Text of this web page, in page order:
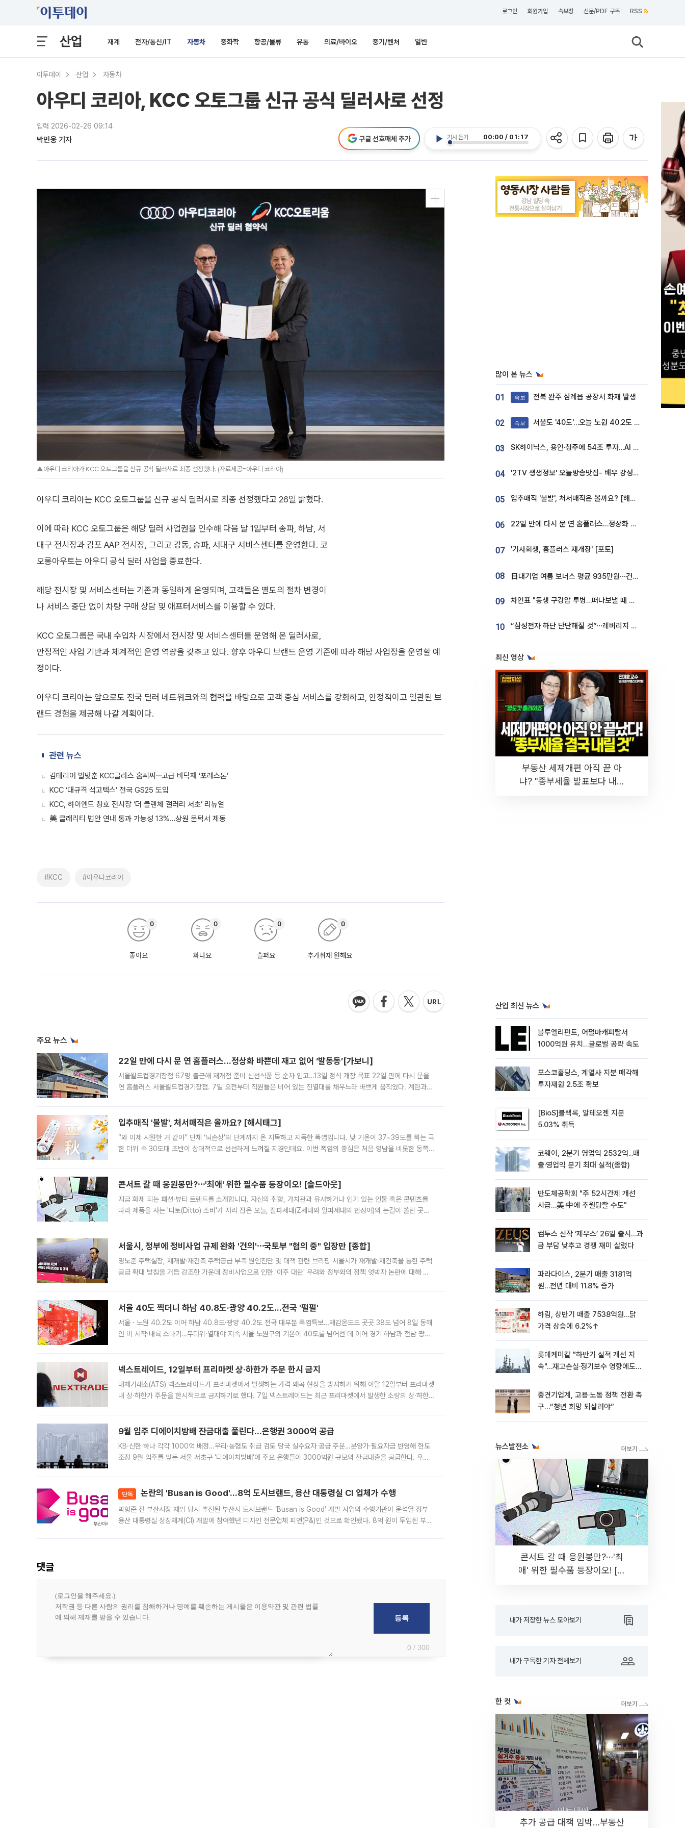
로그인 회원가입 속보창 신문/PDF 구독 RSS
산업 재계 전자/통신/IT 자동차 중화학 항공/물류 유통 의료/바이오 중기/벤처 일반
이투데이 산업 자동차
아우디 코리아, KCC 오토그룹 신규 공식 딜러사로 선정
입력 2026-02-26 09:14
박민웅 기자 기사 듣기 00:00 / 01:17
구글 선호매체 추가
▲아우디 코리아가 KCC 오토그룹을 신규 공식 딜러사로 최종 선정했다. (자료제공=아우디 코리아)
아우디 코리아는 KCC 오토그룹을 신규 공식 딜러사로 최종 선정했다고 26일 밝혔다.
이에 따라 KCC 오토그룹은 해당 딜러 사업권을 인수해 다음 달 1일부터 송파, 하남, 서
대구 전시장과 김포 AAP 전시장, 그리고 강동, 송파, 서대구 서비스센터를 운영한다. 코
오롱아우토는 아우디 공식 딜러 사업을 종료한다.
해당 전시장 및 서비스센터는 기존과 동일하게 운영되며, 고객들은 별도의 절차 변경이
나 서비스 중단 없이 차량 구매 상담 및 애프터서비스를 이용할 수 있다.
KCC 오토그룹은 국내 수입차 시장에서 전시장 및 서비스센터를 운영해 온 딜러사로,
안정적인 사업 기반과 체계적인 운영 역량을 갖추고 있다. 향후 아우디 브랜드 운영 기준에 따라 해당 사업장을 운영할 예
정이다.
아우디 코리아는 앞으로도 전국 딜러 네트워크와의 협력을 바탕으로 고객 중심 서비스를 강화하고, 안정적이고 일관된 브
랜드 경험을 제공해 나갈 계획이다.
관련 뉴스
캄테리어 발맞춘 KCC글라스 홈씨씨⋯고급 바닥재 ‘포레스톤’
KCC ‘대규격 석고텍스’ 전국 GS25 도입
KCC, 하이엔드 창호 전시장 ‘더 클렌체 갤러리 서초’ 리뉴얼
美 클래리티 법안 연내 통과 가능성 13%…상원 문턱서 제동
#KCC #아우디코리아
좋아요
0
화나요
0
슬퍼요
0
추가취재 원해요
0
주요 뉴스
22일 만에 다시 문 연 홈플러스…정상화 바쁜데 재고 없어 ‘발동동’[가보니]
서울월드컵경기장점 67명 출근해 재개점 준비 신선식품 등 순차 입고…13일 정식 개장 목표 22일 만에 다시 문을
연 홈플러스 서울월드컵경기장점. 7일 오전부터 직원들은 비어 있는 진열대를 채우느라 바쁘게 움직였다. 계란과
입추매직 '불발', 처서매직은 올까요? [해시태그]
“와 이제 시원한 거 같아” 단체 ‘뇌손상’의 단계까지 온 지독하고 지독한 폭염입니다. 낮 기온이 37~39도를 찍는 극
한 더위 속 30도대 초반이 상대적으로 선선하게 느껴질 지경인데요. 이번 폭염의 중심은 처음 영남을 비롯한 동쪽
콘서트 갈 때 응원봉만?⋯'최애' 위한 필수품 등장이오! [솔드아웃]
지금 화제 되는 패션·뷰티 트렌드를 소개합니다. 자신의 취향, 가치관과 유사하거나 인기 있는 인물 혹은 콘텐츠를
따라 제품을 사는 '디토(Ditto) 소비'가 자리 잡은 오늘, 잘파세대(Z세대와 알파세대의 합성어)의 눈길이 쏠린 곳은
서울시, 정부에 정비사업 규제 완화 '건의'⋯국토부 "협의 중" 입장만 [종합]
명노준 주택실장, 재개발·재건축 주택공급 부족 원인진단 및 대책 관련 브리핑 서울시가 재개발·재건축을 통한 주택
공급 확대 방침을 거듭 강조한 가운데 정비사업으로 인한 '이주 대란' 우려와 정부와의 정책 엇박자 논란에 대해 정
서울 40도 찍더니 하남 40.8도·광양 40.2도…전국 '펄펄'
서울ㆍ노원 40.2도 이어 하남 40.8도·광양 40.2도 전국 대부분 폭염특보…체감온도도 곳곳 38도 넘어 8일 동해
안 비 시작·내륙 소나기…무더위·열대야 지속 서울 노원구의 기온이 40도를 넘어선 데 이어 경기 하남과 전남 광양
넥스트레이드, 12일부터 프리마켓 상·하한가 주문 한시 금지
대체거래소(ATS) 넥스트레이드가 프리마켓에서 발생하는 가격 왜곡 현상을 방지하기 위해 이달 12일부터 프리마켓
내 상·하한가 주문을 한시적으로 금지하기로 했다. 7일 넥스트레이드는 최근 프리마켓에서 발생한 소량의 상·하한
9월 입주 디에이치방배 잔금대출 풀린다…은행권 3000억 공급
KB·신한·하나 각각 1000억 배정…우리·농협도 취급 검토 당국 실수요자 공급 주문…분양가·필요자금 반영해 한도
조정 9월 입주를 앞둔 서울 서초구 ‘디에이치방배’에 주요 은행들이 3000억원 규모의 잔금대출을 공급한다. 우리
단독 논란의 'Busan is Good'…8억 도시브랜드, 용산 대통령실 CI 업체가 수행
박형준 전 부산시장 재임 당시 추진된 부산시 도시브랜드 ‘Busan is Good’ 개발 사업의 수행기관이 윤석열 정부
용산 대통령실 상징체계(CI) 개발에 참여했던 디자인 전문업체 피앤(P&)인 것으로 확인됐다. 8억 원이 투입된 부산
댓글
0 / 300
많이 본 뉴스
01 속보 전북 완주 삼례읍 공장서 화재 발생
02 속보 서울도 '40도'…오늘 노원 40.2도 기록
03 SK하이닉스, 용인·청주에 54조 투자…AI 메모리 생산기지 키운다
04 '2TV 생생정보' 오늘방송맛집- 배우 강성진 단골! 쌀국수ㆍ푸팟퐁 커리 맛집 '블○○○'
05 입추매직 '불발', 처서매직은 올까요? [해시태그]
06 22일 만에 다시 문 연 홈플러스…정상화 바쁜데 재고 없어 ‘발동동’[가보니]
07 '기사회생, 홈플러스 재개장' [포토]
08 日대기업 여름 보너스 평균 935만원⋯건설회사 1800만 넘어
09 차인표 "동생 구강암 투병…떠나보낼 때 가장 힘들었다”
10 “삼성전자 하단 단단해질 것”⋯레버리지 규제에 쏠림 완화 [찐코노미]
최신 영상
부동산 세제개편 아직 끝 아
냐? "종부세율 발표보다 내릴
산업 최신 뉴스
블루엘리펀트, 어펄마캐피탈서
1000억원 유치…글로벌 공략 속도
포스코홀딩스, 계열사 지분 매각해
투자재원 2.5조 확보
[BioS]블랙록, 알테오젠 지분
5.03% 취득
코웨이, 2분기 영업익 2532억...매
출·영업익 분기 최대 실적(종합)
반도체공학회 "주 52시간제 개선
시급…美·中에 추월당할 수도"
컴투스 신작 ‘제우스’ 26일 출시…과
금 부담 낮추고 경쟁 재미 살렸다
파라다이스, 2분기 매출 3181억
원…전년 대비 11.8% 증가
하림, 상반기 매출 7538억원…닭
가격 상승에 6.2%↑
롯데케미칼 "하반기 실적 개선 지
속"…재고손실·정기보수 영향에도
중견기업계, 고용·노동 정책 전환 촉
구…“청년 희망 되살려야”
뉴스발전소
콘서트 갈 때 응원봉만?⋯'최
애' 위한 필수품 등장이오! [솔
내가 저장한 뉴스 모아보기
내가 구독한 기자 전체보기
한 컷
추가 공급 대책 임박…부동산